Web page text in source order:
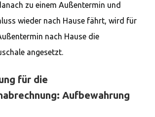
zu einem Außentermin und
wieder nach Hause fährt, wird für
nach Hause die
angesetzt.
für die
Aufbewahrung